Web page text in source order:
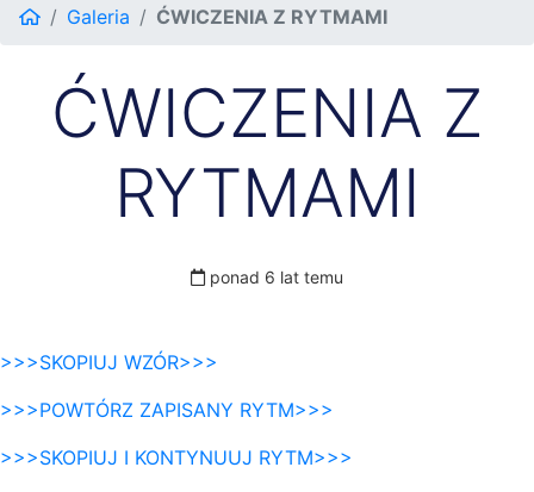
Galeria ĆWICZENIA Z RYTMAMI
ĆWICZENIA Z
RYTMAMI
ponad 6 lat temu
>>>SKOPIUJ WZÓR>>>
>>>POWTÓRZ ZAPISANY RYTM>>>
>>>SKOPIUJ I KONTYNUUJ RYTM>>>